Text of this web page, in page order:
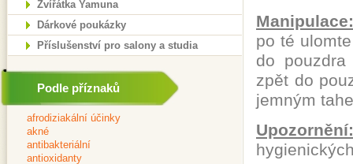
Zvířátka Yamuna
Dárkové poukázky
Příslušenství pro salony a studia
Podle příznaků
Manipulace:
po té
do
zpět do
jemným
Upozornění: